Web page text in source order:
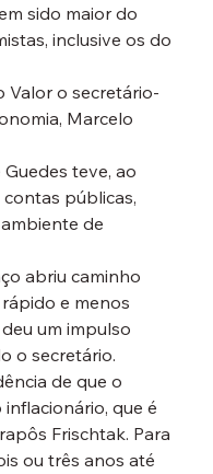
sido maior do
inclusive os do
Valor o secretário-
Marcelo
teve, ao
públicas,
de
abriu caminho
e menos
um impulso
o secretário.
de que o
que é
Frischtak. Para
ou três anos até